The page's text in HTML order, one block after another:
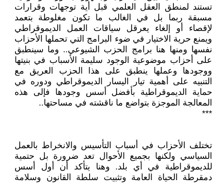
تستند لمنطق العقل العلمي قبل أية توجهات وقرارات
مسبقة ربما بل في الغالب ما تكون مغلوطة بتعمد
لإقصاء أو إلغاء يعرقل سياقات العمل الديموقراطي
ويمنع حرية الاختيار في ضوء البرامج التي تحملها الأحزاب
نفسها ومنها هنا برامج الحزب الشيوعي.. وما سينطبق
على أحزاب موضوعية الوجود سليمة الأسباب في بنيتها
ووجودها وعملها ينطبق على هذا الحزب العريق مع
التنبيه على أهمية تيار اليسار الديموقراطي ودوره في
حماية الديموقراطية بأفضل أسس وجودها فإلى هذه
المعالجة الموجزة بتواضع ما ناقشته في مساحتها..
***
تختلف الأحزاب في أسباب التأسيس والانخراط بالعمل
السياسي ولكنها بجميع الأحوال تعد ضرورة بل حتمية
للديموقراطية في أي بلد. وهنا يتأكد أن أول أسس
دمقرطة الحياة العامة وتثبيت سلطة القانون وسلامة